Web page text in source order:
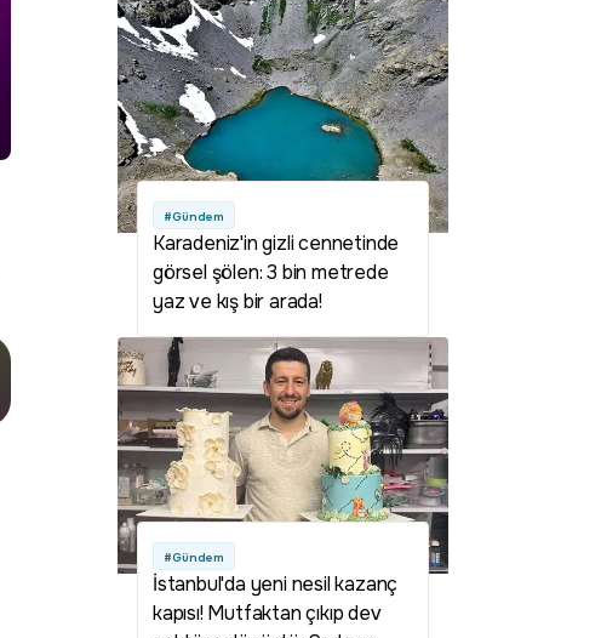
#Gündem
Karadeniz'in gizli cennetinde
görsel şölen: 3 bin metrede
yaz ve kış bir arada!
#Gündem
İstanbul'da yeni nesil kazanç
kapısı! Mutfaktan çıkıp dev